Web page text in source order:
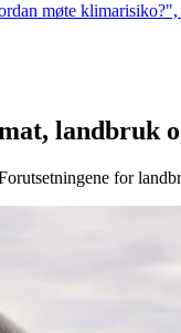
møte
landbruk
for